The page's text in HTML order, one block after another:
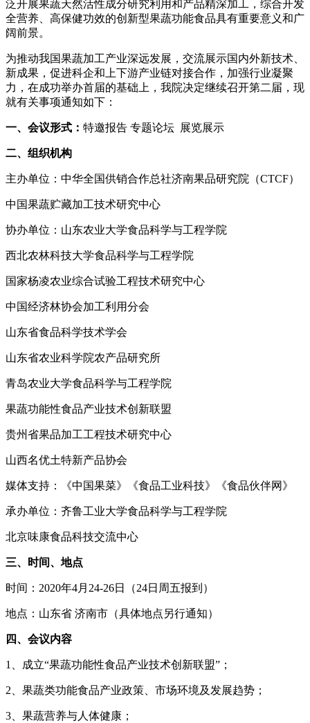
泛开展果蔬天然活性成分研究利用和产品精深加工，综合开发
全营养、高保健功效的创新型果蔬功能食品具有重要意义和广
阔前景。
为推动我国果蔬加工产业深远发展，交流展示国内外新技术、
新成果，促进科企和上下游产业链对接合作，加强行业凝聚
力，在成功举办首届的基础上，我院决定继续召开第二届，现
就有关事项通知如下：
一、会议形式： 特邀报告 专题论坛 展览展示
二、组织机构
主办单位：中华全国供销合作总社济南果品研究院（CTCF）
中国果蔬贮藏加工技术研究中心
协办单位：山东农业大学食品科学与工程学院
西北农林科技大学食品科学与工程学院
国家杨凌农业综合试验工程技术研究中心
中国经济林协会加工利用分会
山东省食品科学技术学会
山东省农业科学院农产品研究所
青岛农业大学食品科学与工程学院
果蔬功能性食品产业技术创新联盟
贵州省果品加工工程技术研究中心
山西名优土特新产品协会
媒体支持：《中国果菜》《食品工业科技》《食品伙伴网》
承办单位：齐鲁工业大学食品科学与工程学院
北京味康食品科技交流中心
三、时间、地点
时间：2020年4月24-26日（24日周五报到）
地点：山东省 济南市（具体地点另行通知）
四、会议内容
1、成立“果蔬功能性食品产业技术创新联盟”；
2、果蔬类功能食品产业政策、市场环境及发展趋势；
3、果蔬营养与人体健康；